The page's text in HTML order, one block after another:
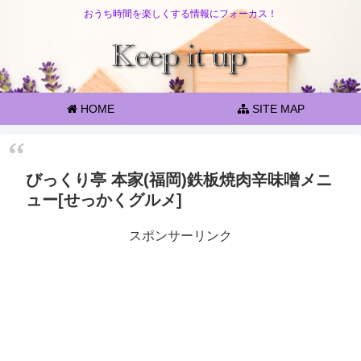
おうち時間を楽しくする情報にフォーカス！
HOME SITE MAP
びっくり亭 本家(福岡)鉄板焼肉辛味噌メニ
ュー[せっかくグルメ]
スポンサーリンク